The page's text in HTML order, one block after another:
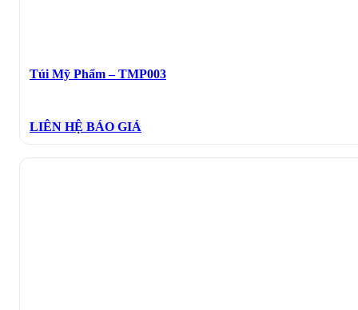
Túi Mỹ Phẩm – TMP003
LIÊN HỆ BÁO GIÁ